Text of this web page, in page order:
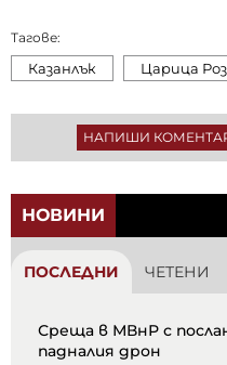
Тагове:
Казанлък Царица
НАПИШИ
НОВИНИ
ПОСЛЕДНИ ЧЕТЕНИ
Среща в МВнР с
падналия дрон